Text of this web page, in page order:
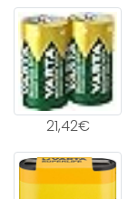
21,42€